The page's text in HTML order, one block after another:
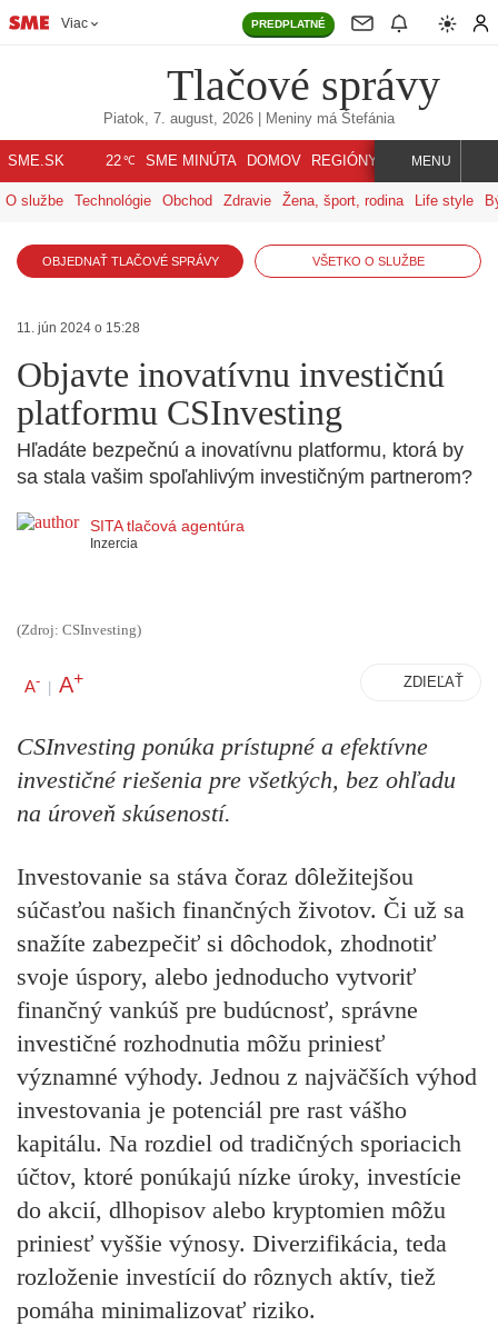
Viac PREDPLATNÉ
Tlačové správy
Piatok, 7. august, 2026 | Meniny má Štefánia
SME.SK 22℃ SME MINÚTA DOMOV REGIÓNY INDEX SVET
MENU
O službe Technológie Obchod Zdravie Žena, šport, rodina Life style
OBJEDNAŤ TLAČOVÉ SPRÁVY VŠETKO O SLUŽBE
11. jún 2024 o 15:28
Objavte inovatívnu investičnú
platformu CSInvesting
Hľadáte bezpečnú a inovatívnu platformu, ktorá by
sa stala vašim spoľahlivým investičným partnerom?
SITA tlačová agentúra
Inzercia
(Zdroj: CSInvesting)
A- | A+ ZDIEĽAŤ
CSInvesting ponúka prístupné a efektívne
investičné riešenia pre všetkých, bez ohľadu
na úroveň skúseností.
Investovanie sa stáva čoraz dôležitejšou
súčasťou našich finančných životov. Či už sa
snažíte zabezpečiť si dôchodok, zhodnotiť
svoje úspory, alebo jednoducho vytvoriť
finančný vankúš pre budúcnosť, správne
investičné rozhodnutia môžu priniesť
významné výhody. Jednou z najväčších výhod
investovania je potenciál pre rast vášho
kapitálu. Na rozdiel od tradičných sporiacich
účtov, ktoré ponúkajú nízke úroky, investície
do akcií, dlhopisov alebo kryptomien môžu
priniesť vyššie výnosy. Diverzifikácia, teda
rozloženie investícií do rôznych aktív, tiež
pomáha minimalizovať riziko.